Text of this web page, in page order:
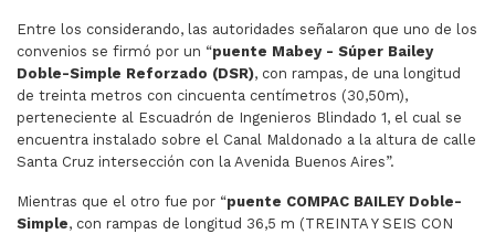
Entre los considerando, las autoridades señalaron que uno de los
convenios se firmó por un “puente Mabey - Súper Bailey
Doble-Simple Reforzado (DSR), con rampas, de una longitud
de treinta metros con cincuenta centímetros (30,50m),
perteneciente al Escuadrón de Ingenieros Blindado 1, el cual se
encuentra instalado sobre el Canal Maldonado a la altura de calle
Santa Cruz intersección con la Avenida Buenos Aires”.
Mientras que el otro fue por “puente COMPAC BAILEY Doble-
Simple, con rampas de longitud 36,5 m (TREINTA Y SEIS CON